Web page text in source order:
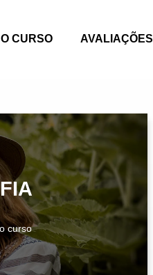
O CURSO AVALIAÇÕES
curso